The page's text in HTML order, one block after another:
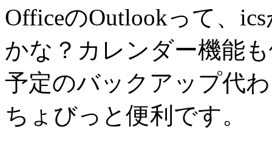
OfficeのOutlookって、
かな？カレンダー機能
予定のバックアップ代
ちょびっと便利です。